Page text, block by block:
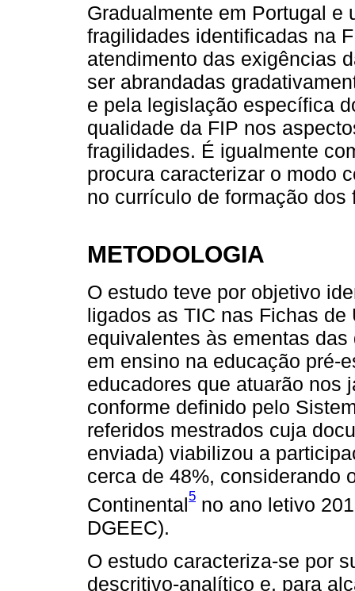
Gradualmente em Portugal e
fragilidades identificadas na
atendimento das exigências
ser abrandadas
e pela legislação específica
qualidade da FIP nos
fragilidades. É igualmente
procura caracterizar o modo
no currículo de formação
METODOLOGIA
O estudo teve por objetivo
ligados as TIC nas Fichas
equivalentes às ementas
em ensino na educação pré-
educadores que atuarão nos
conforme definido pelo
referidos mestrados cuja
enviada) viabilizou a
cerca de 48%, considerando
Continental5 no ano letivo
DGEEC).
O estudo caracteriza-se por
descritivo-analítico e, para